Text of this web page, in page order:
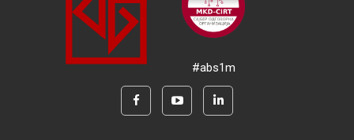
#abs1m